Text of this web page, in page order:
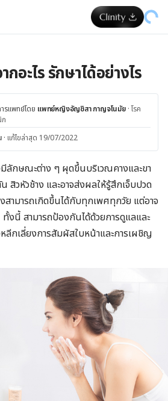
อะไร รักษาได้อย่างไร
รแพทย์โดย แพทย์หญิงอัญชิสา กาญจโนมัย ·โรค
· แก้ไขล่าสุด 19/07/2022
ลักษณะต่าง ๆ ผุดขึ้นบริเวณคางและขา
สิวหัวช้าง และอาจส่งผลให้รู้สึกเจ็บปวด
สามารถเกิดขึ้นได้กับทุกเพศทุกวัย แต่อาจ
งนี้ สามารถป้องกันได้ด้วยการดูแลและ
ลีกเลี่ยงการสัมผัสใบหน้าและการเผชิญ